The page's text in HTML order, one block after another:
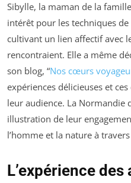
Sibylle, la maman de la
intérêt pour les techniques
cultivant un lien affectif avec
rencontraient. Elle a même
son blog, “Nos cœurs
expériences délicieuses et
leur audience. La Normandie
illustration de leur
l’homme et la nature à
L’expérience